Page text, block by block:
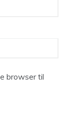
browser til